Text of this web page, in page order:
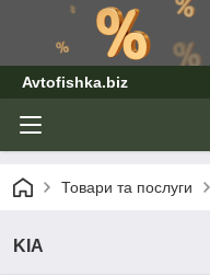
Avtofishka.biz
Товари та послуги
KIA